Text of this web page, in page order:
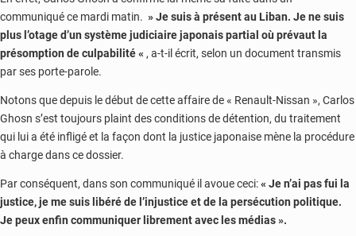
communiqué ce mardi matin. » Je suis à présent au Liban. Je ne suis
plus l’otage d’un système judiciaire japonais partial où prévaut la
présomption de culpabilité « , a-t-il écrit, selon un document transmis
par ses porte-parole.
Notons que depuis le début de cette affaire de « Renault-Nissan », Carlos
Ghosn s’est toujours plaint des conditions de détention, du traitement
qui lui a été infligé et la façon dont la justice japonaise mène la procédure
à charge dans ce dossier.
Par conséquent, dans son communiqué il avoue ceci:« Je n’ai pas fui la
justice, je me suis libéré de l’injustice et de la persécution politique.
Je peux enfin communiquer librement avec les médias ».